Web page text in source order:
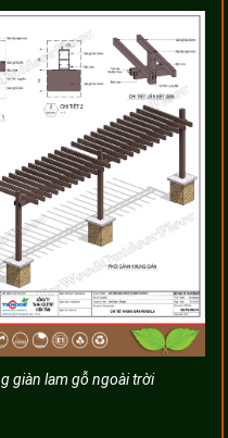
giàn lam gỗ ngoài trời